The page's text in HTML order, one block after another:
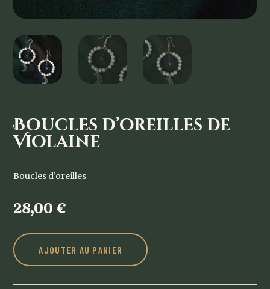
Boucles d’oreilles de
Violaine
Boucles d’oreilles
28,00 €
AJOUTER AU PANIER